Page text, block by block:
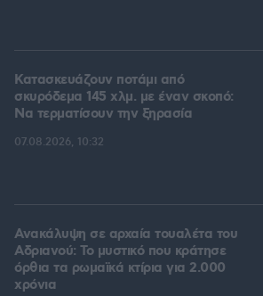
Κατασκευάζουν ποτάμι από
σκυρόδεμα 145 χλμ. με έναν σκοπό:
Να τερματίσουν την ξηρασία
07.08.2026, 10:32
Ανακάλυψη σε αρχαία τουαλέτα του
Αδριανού: Το μυστικό που κράτησε
όρθια τα ρωμαϊκά κτίρια για 2.000
χρόνια